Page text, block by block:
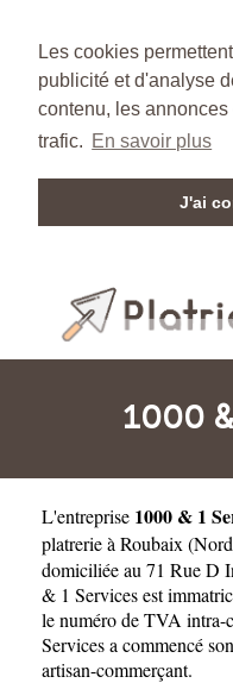
Les cookies
publicité et d'analyse
contenu, les
trafic. En savoir plus
J'ai
1000
L'entreprise 1000 & 1
platrerie à Roubaix (Nord
domiciliée au 71 Rue D
& 1 Services est
le numéro de TVA intra-
Services a commencé
artisan-commerçant.